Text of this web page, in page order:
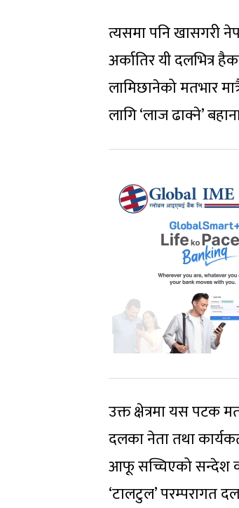
त्यसमा पनि खासगरी
अर्कातिर यी दलभित्र
लामिछानेको मतभार
लागि ‘लाज ढाक्ने’
उक्त क्षेत्रमा यस पटक
दलका नेता तथा
आफू सच्चिएको सन्देश
‘टालटुल’ परम्परागत